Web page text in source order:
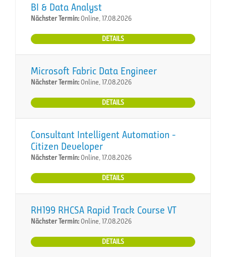
BI & Data Analyst
Nächster Termin:Online, 17.08.2026
DETAILS
Microsoft Fabric Data Engineer
Nächster Termin:Online, 17.08.2026
DETAILS
Consultant Intelligent Automation -
Citizen Developer
Nächster Termin:Online, 17.08.2026
DETAILS
RH199 RHCSA Rapid Track Course VT
Nächster Termin:Online, 17.08.2026
DETAILS